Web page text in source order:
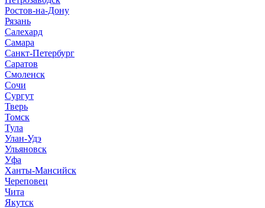
Ростов-на-Дону
Рязань
Салехард
Самара
Санкт-Петербург
Саратов
Смоленск
Сочи
Сургут
Тверь
Томск
Тула
Улан-Удэ
Ульяновск
Уфа
Ханты-Мансийск
Череповец
Чита
Якутск